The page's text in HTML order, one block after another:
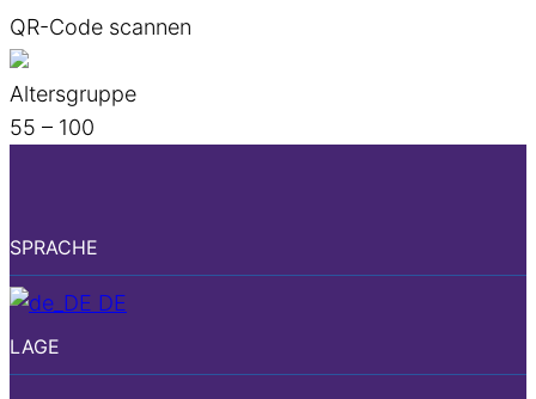
QR-Code scannen
Altersgruppe
55 – 100
SPRACHE
DE
LAGE